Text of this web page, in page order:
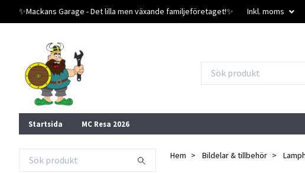
✨️Mackans Garage - Det lilla men växande familjeföretaget!✨️ Inkl. moms
Startsida MC Resa 2026
Hem Bildelar & tillbehör